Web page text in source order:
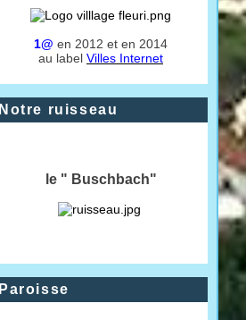
1@ en 2012 et en 2014
au label Villes Internet
Notre ruisseau
le " Buschbach"
Paroisse